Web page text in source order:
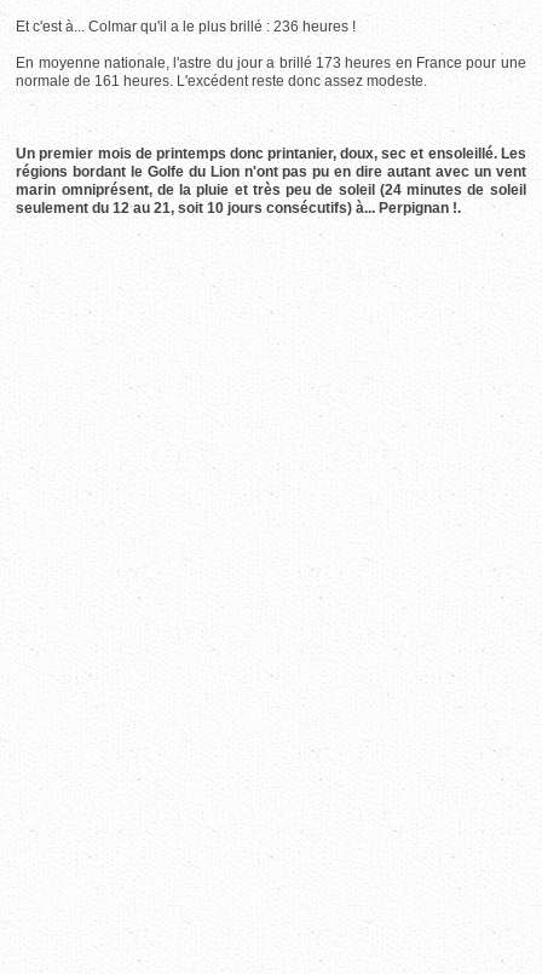
Et c'est à... Colmar qu'il a le plus brillé : 236 heures !
En moyenne nationale, l'astre du jour a brillé 173 heures en France pour une
normale de 161 heures. L'excédent reste donc assez modeste.
Un premier mois de printemps donc printanier, doux, sec et ensoleillé. Les
régions bordant le Golfe du Lion n'ont pas pu en dire autant avec un vent
marin omniprésent, de la pluie et très peu de soleil (24 minutes de soleil
seulement du 12 au 21, soit 10 jours consécutifs) à... Perpignan !.